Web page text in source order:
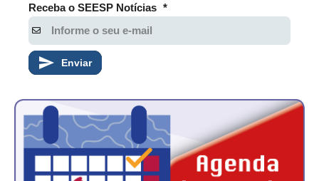
Receba o SEESP Notícias *
Enviar